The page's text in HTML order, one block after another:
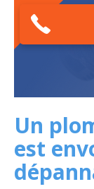
Un
est